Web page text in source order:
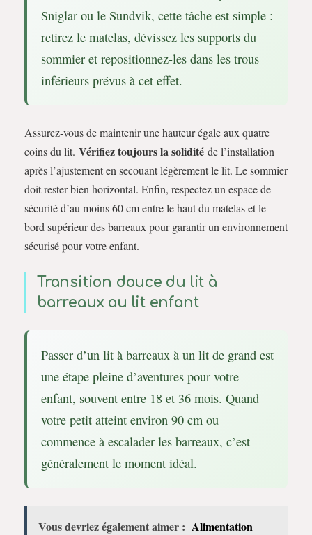
Sniglar ou le Sundvik, cette tâche est simple :
retirez le matelas, dévissez les supports du
sommier et repositionnez-les dans les trous
inférieurs prévus à cet effet.
Assurez-vous de maintenir une hauteur égale aux quatre
coins du lit. Vérifiez toujours la solidité de l’installation
après l’ajustement en secouant légèrement le lit. Le sommier
doit rester bien horizontal. Enfin, respectez un espace de
sécurité d’au moins 60 cm entre le haut du matelas et le
bord supérieur des barreaux pour garantir un environnement
sécurisé pour votre enfant.
Transition douce du lit à
barreaux au lit enfant
Passer d’un lit à barreaux à un lit de grand est
une étape pleine d’aventures pour votre
enfant, souvent entre 18 et 36 mois. Quand
votre petit atteint environ 90 cm ou
commence à escalader les barreaux, c’est
généralement le moment idéal.
Vous devriez également aimer : Alimentation